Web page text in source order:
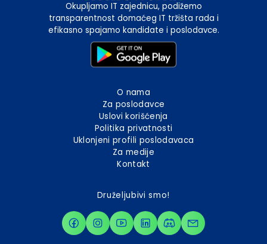
Okupljamo IT zajednicu, podižemo
transparentnost domaćeg IT tržišta rada i
efikasno spajamo kandidate i poslodavce.
O nama
Za poslodavce
Uslovi korišćenja
Politika privatnosti
Uklonjeni profili poslodavaca
Za medije
Kontakt
Druželjubivi smo!